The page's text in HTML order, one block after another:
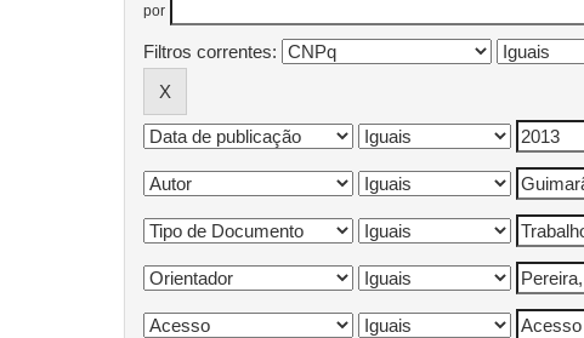
por
Filtros correntes: